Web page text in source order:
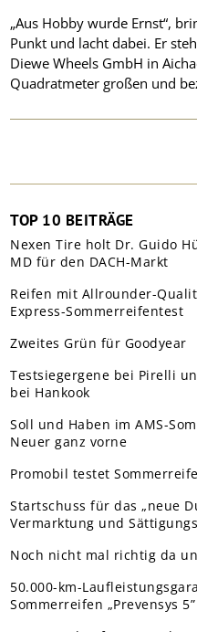
„Aus Hobby wurde Ernst“,
Punkt und lacht dabei. Er
Diewe Wheels GmbH in
Quadratmeter großen und
TOP 10 BEITRÄGE
Nexen Tire holt Dr. Guido
MD für den DACH-Markt
Reifen mit Allrounder-
Express-Sommerreifentest
Zweites Grün für Goodyear
Testsiegergene bei Pirelli
bei Hankook
Soll und Haben im AMS-
Neuer ganz vorne
Promobil testet
Startschuss für das „neue
Vermarktung und
Noch nicht mal richtig da
50.000-km-
Sommerreifen „Prevensys 5”